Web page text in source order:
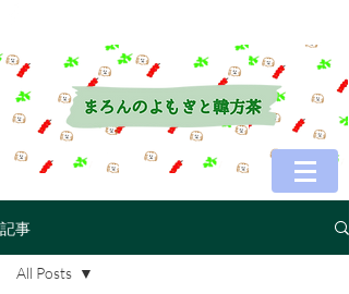
記事
All Posts